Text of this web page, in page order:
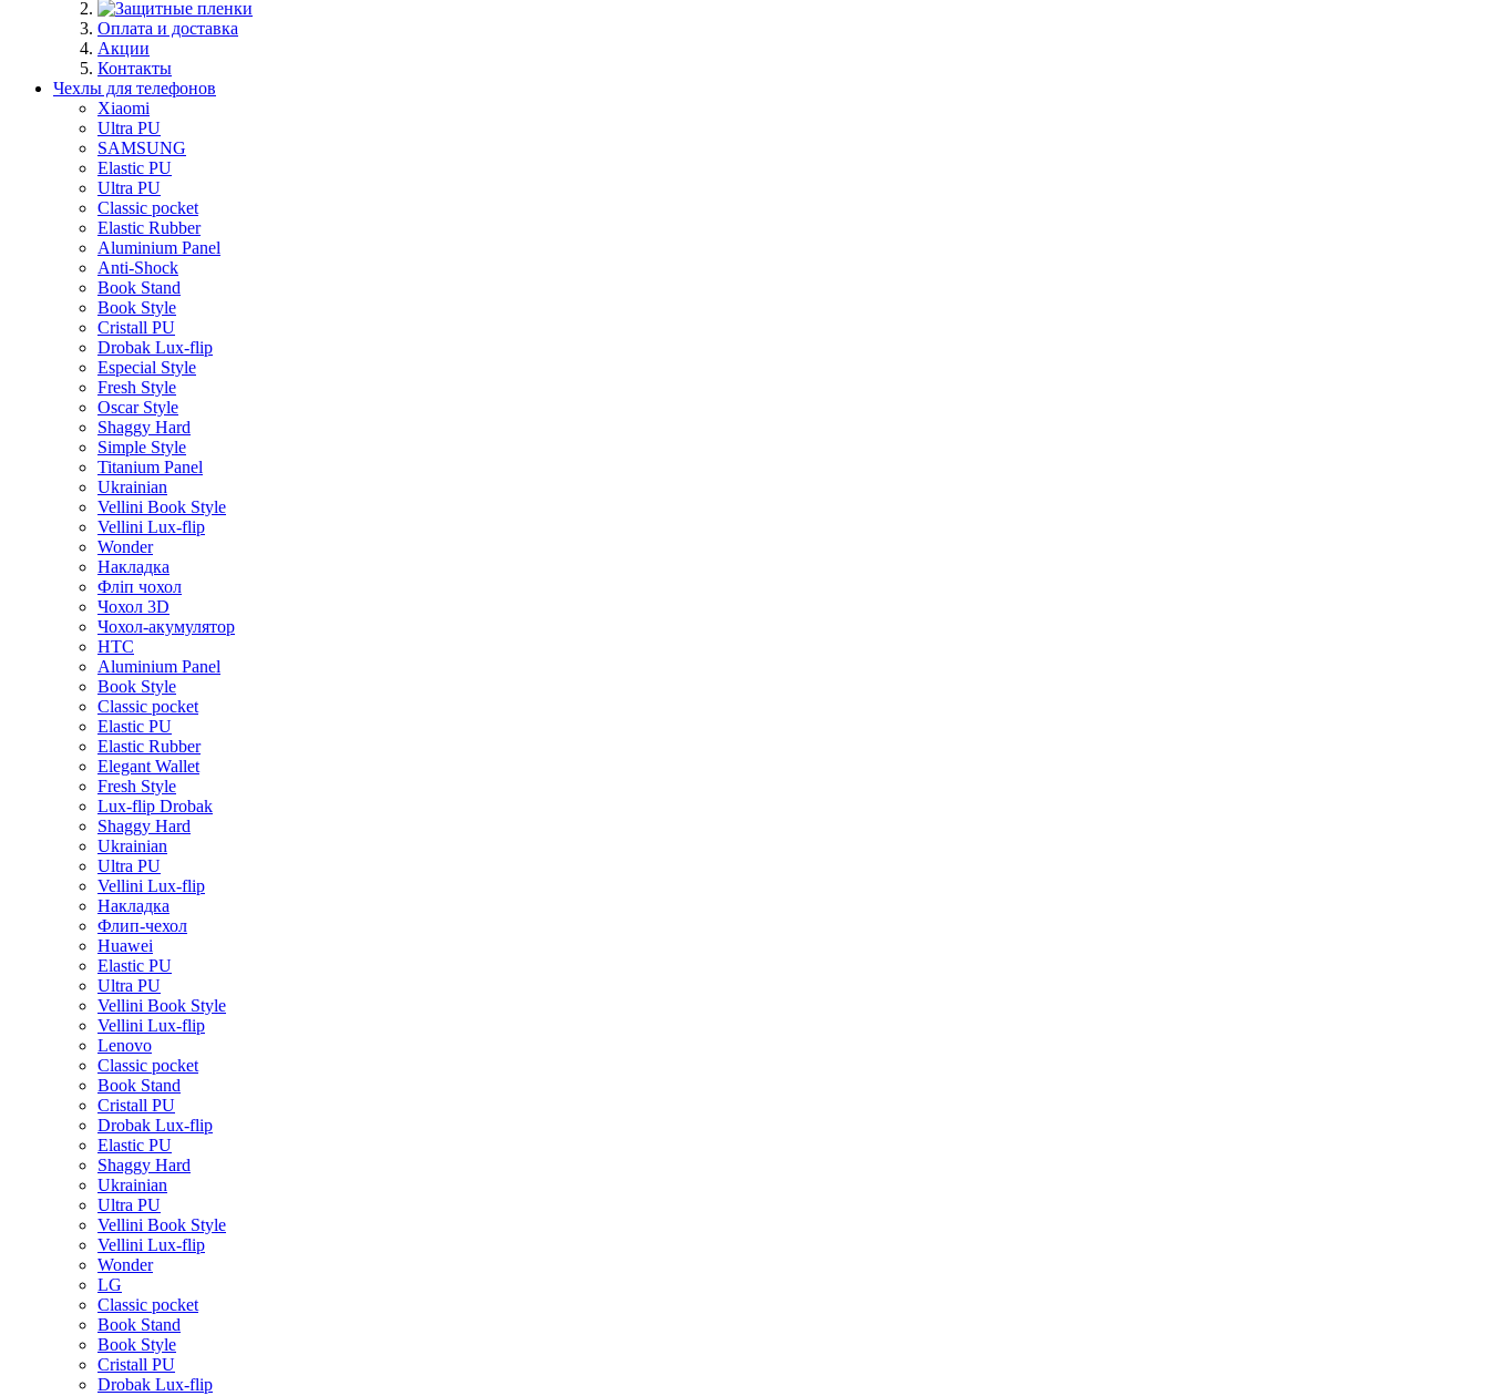
Оплата и доставка
Акции
Контакты
Чехлы для телефонов
Xiaomi
Ultra PU
SAMSUNG
Elastic PU
Ultra PU
Classic pocket
Elastic Rubber
Aluminium Panel
Anti-Shock
Book Stand
Book Style
Cristall PU
Drobak Lux-flip
Especial Style
Fresh Style
Oscar Style
Shaggy Hard
Simple Style
Titanium Panel
Ukrainian
Vellini Book Style
Vellini Lux-flip
Wonder
Накладка
Фліп чохол
Чохол 3D
Чохол-акумулятор
HTC
Aluminium Panel
Book Style
Classic pocket
Elastic PU
Elastic Rubber
Elegant Wallet
Fresh Style
Lux-flip Drobak
Shaggy Hard
Ukrainian
Ultra PU
Vellini Lux-flip
Накладка
Флип-чехол
Huawei
Elastic PU
Ultra PU
Vellini Book Style
Vellini Lux-flip
Lenovo
Classic pocket
Book Stand
Cristall PU
Drobak Lux-flip
Elastic PU
Shaggy Hard
Ukrainian
Ultra PU
Vellini Book Style
Vellini Lux-flip
Wonder
LG
Classic pocket
Book Stand
Book Style
Cristall PU
Drobak Lux-flip